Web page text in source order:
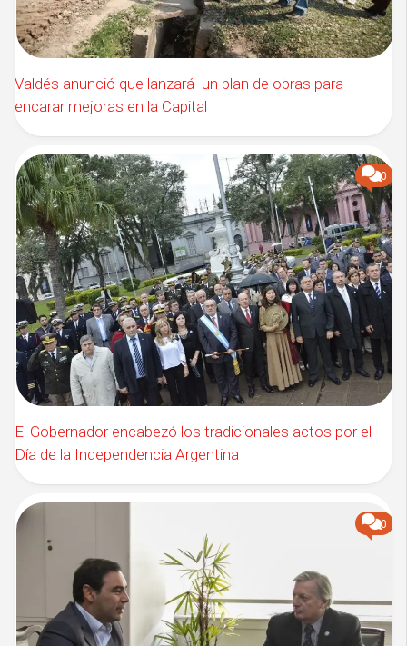
Valdés anunció que lanzará un plan de obras para
encarar mejoras en la Capital
0
El Gobernador encabezó los tradicionales actos por el
Día de la Independencia Argentina
0